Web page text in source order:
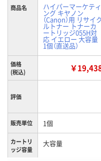
商品名 ハイパーマーケティ
ング キヤノン
（Canon）用 リサイ
ルトナー トナーカ
ートリッジ055H対
応 イエロー 大容量
1個（直送品）
価格
(税込)
￥
評価
販売単位 1個
カートリ
ッジ容量
大容量